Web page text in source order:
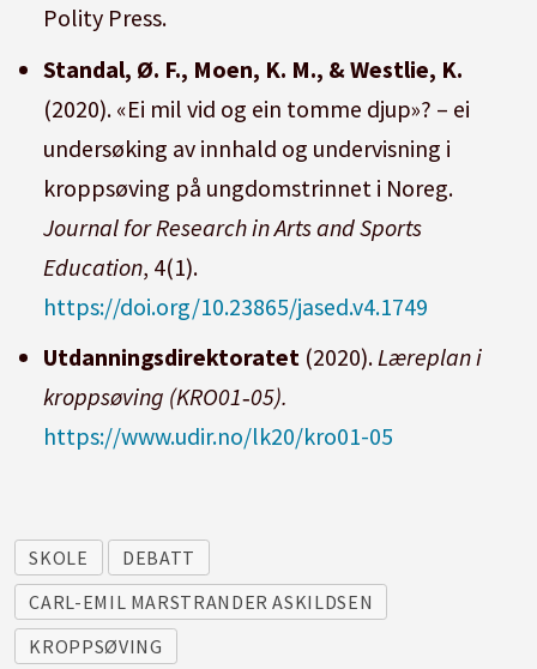
Polity Press.
Standal, Ø. F., Moen, K. M., & Westlie, K.
(2020). «Ei mil vid og ein tomme djup»? – ei
undersøking av innhald og undervisning i
kroppsøving på ungdomstrinnet i Noreg.
Journal for Research in Arts and Sports
Education, 4(1).
https://doi.org/10.23865/jased.v4.1749
Utdanningsdirektoratet (2020).Læreplan i
kroppsøving (KRO01‑05).
https://www.udir.no/lk20/kro01-05
SKOLE
DEBATT
CARL-EMIL MARSTRANDER ASKILDSEN
KROPPSØVING